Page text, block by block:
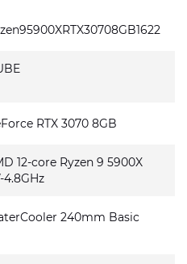
RTX 3070 8GB
12-core Ryzen 9 5900X
4.8GHz
240mm Basic